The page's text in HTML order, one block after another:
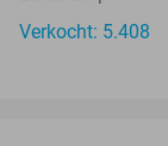
Verkocht: 5.408